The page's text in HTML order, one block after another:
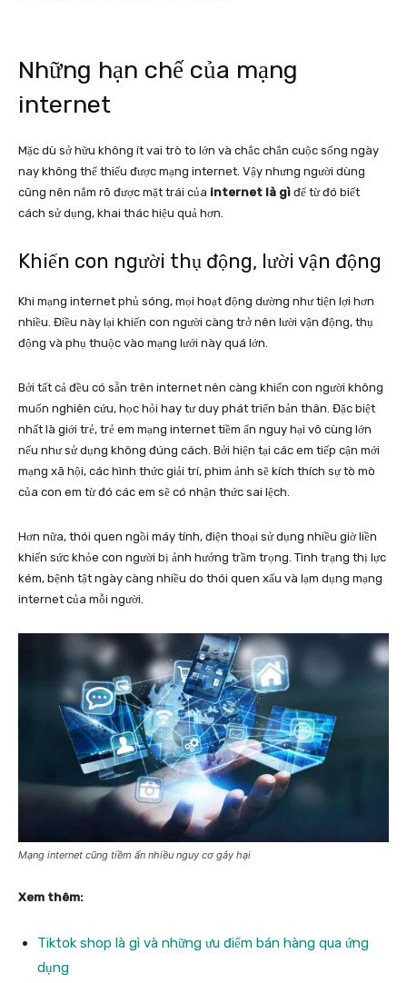
Những hạn chế của mạng
internet
Mặc dù sở hữu không ít vai trò to lớn và chắc chắn cuộc sống ngày
nay không thể thiếu được mạng internet. Vậy nhưng người dùng
cũng nên nắm rõ được mặt trái của internet là gì để từ đó biết
cách sử dụng, khai thác hiệu quả hơn.
Khiến con người thụ động, lười vận động
Khi mạng internet phủ sóng, mọi hoạt động dường như tiện lợi hơn
nhiều. Điều này lại khiến con người càng trở nên lười vận động, thụ
động và phụ thuộc vào mạng lưới này quá lớn.
Bởi tất cả đều có sẵn trên internet nên càng khiến con người không
muốn nghiên cứu, học hỏi hay tư duy phát triển bản thân. Đặc biệt
nhất là giới trẻ, trẻ em mạng internet tiềm ẩn nguy hại vô cùng lớn
nếu như sử dụng không đúng cách. Bởi hiện tại các em tiếp cận mới
mạng xã hội, các hình thức giải trí, phim ảnh sẽ kích thích sự tò mò
của con em từ đó các em sẽ có nhận thức sai lệch.
Hơn nữa, thói quen ngồi máy tính, điện thoại sử dụng nhiều giờ liền
khiến sức khỏe con người bị ảnh hưởng trầm trọng. Tình trạng thị lực
kém, bệnh tật ngày càng nhiều do thói quen xấu và lạm dụng mạng
internet của mỗi người.
Mạng internet cũng tiềm ẩn nhiều nguy cơ gây hại
Xem thêm:
Tiktok shop là gì và những ưu điểm bán hàng qua ứng
dụng